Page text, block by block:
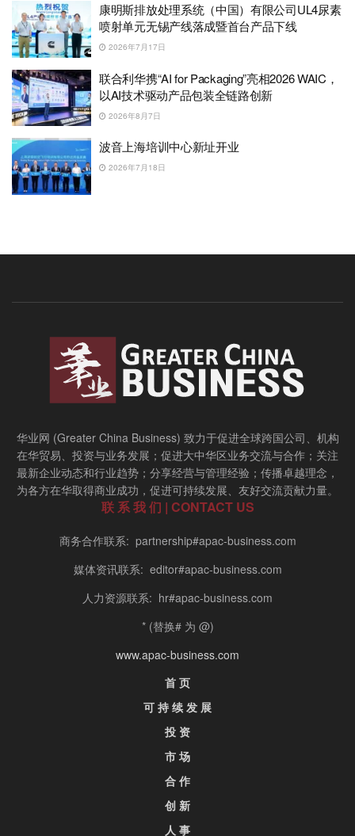
康明斯排放处理系统（中国）有限公司UL4尿素
喷射单元无锡产线落成暨首台产品下线
2026年7月17日
联合利华携“AI for Packaging”亮相2026 WAIC，
以AI技术驱动产品包装全链路创新
2026年8月7日
波音上海培训中心新址开业
2026年7月18日
华业网 (Greater China Business) 致力于促进全球跨国公司、机构
在华贸易、投资与业务发展；促进大中华区业务交流与合作；关注
最新企业动态和行业趋势；分享经营与管理经验；传播卓越理念，
为各方在华取得商业成功，促进可持续发展、友好交流贡献力量。
联 系 我 们 | CONTACT US
商务合作联系: partnership#apac-business.com
媒体资讯联系: editor#apac-business.com
人力资源联系: hr#apac-business.com
* (替换# 为 @)
www.apac-business.com
首 页
可 持 续 发 展
投 资
市 场
合 作
创 新
人 事